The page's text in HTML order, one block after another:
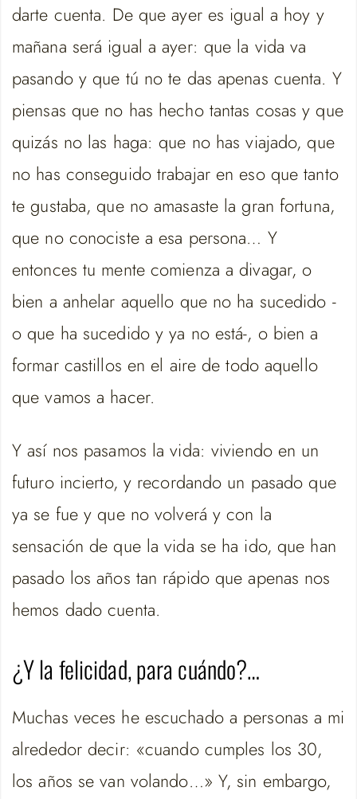
darte cuenta. De que ayer es igual a hoy y
mañana será igual a ayer: que la vida va
pasando y que tú no te das apenas cuenta. Y
piensas que no has hecho tantas cosas y que
quizás no las haga: que no has viajado, que
no has conseguido trabajar en eso que tanto
te gustaba, que no amasaste la gran fortuna,
que no conociste a esa persona… Y
entonces tu mente comienza a divagar, o
bien a anhelar aquello que no ha sucedido -
o que ha sucedido y ya no está-, o bien a
formar castillos en el aire de todo aquello
que vamos a hacer.
Y así nos pasamos la vida: viviendo en un
futuro incierto, y recordando un pasado que
ya se fue y que no volverá y con la
sensación de que la vida se ha ido, que han
pasado los años tan rápido que apenas nos
hemos dado cuenta.
¿Y la felicidad, para cuándo?…
Muchas veces he escuchado a personas a mi
alrededor decir: «cuando cumples los 30,
los años se van volando…» Y, sin embargo,